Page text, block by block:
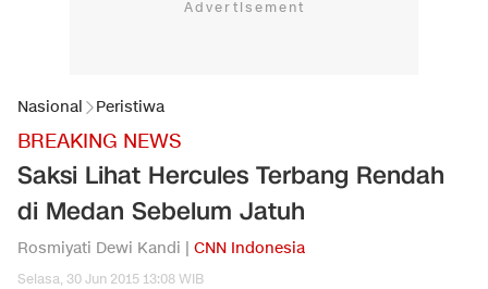
Nasional Peristiwa
BREAKING NEWS
Saksi Lihat Hercules Terbang Rendah
di Medan Sebelum Jatuh
Rosmiyati Dewi Kandi | CNN Indonesia
Selasa, 30 Jun 2015 13:08 WIB